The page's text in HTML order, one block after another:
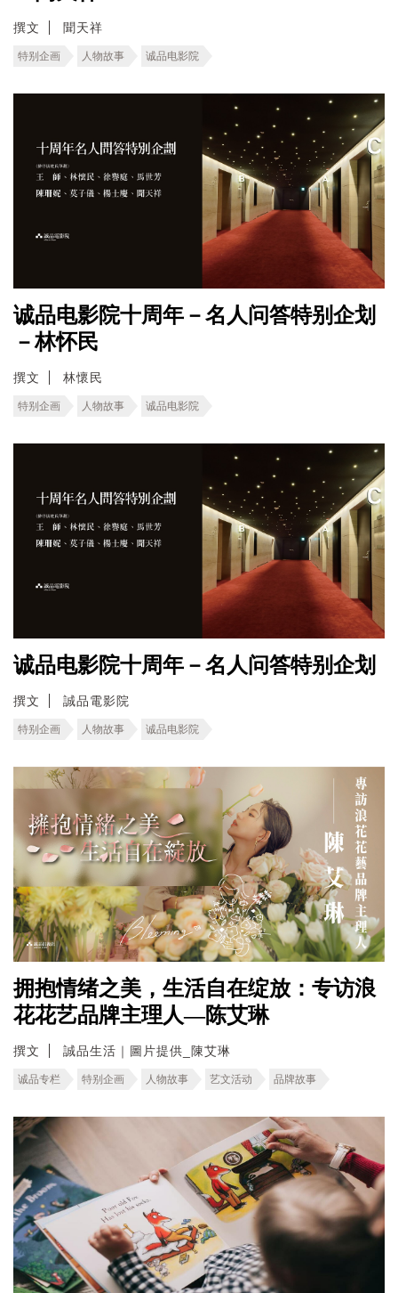
撰文 聞天祥
特别企画 人物故事 诚品电影院
诚品电影院十周年－名人问答特别企划
－林怀民
撰文 林懷民
特别企画 人物故事 诚品电影院
诚品电影院十周年－名人问答特别企划
撰文 誠品電影院
特别企画 人物故事 诚品电影院
拥抱情绪之美，生活自在绽放：专访浪
花花艺品牌主理人—陈艾琳
撰文 誠品生活｜圖片提供_陳艾琳
诚品专栏 特别企画 人物故事 艺文活动 品牌故事